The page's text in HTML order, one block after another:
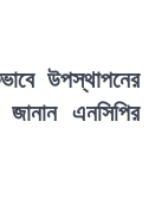
উপস্থাপনের
এনসিপির